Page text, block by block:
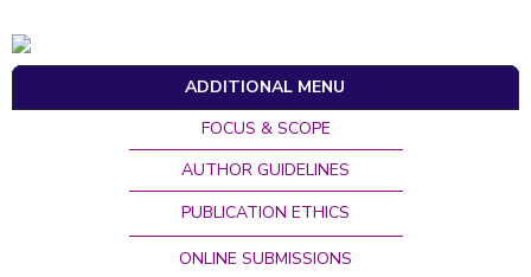
ADDITIONAL MENU
FOCUS & SCOPE
AUTHOR GUIDELINES
PUBLICATION ETHICS
ONLINE SUBMISSIONS